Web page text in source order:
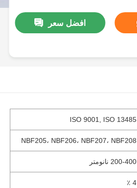
افضل سعر
ISO 9001, ISO 13485
NBF205، NBF206، NBF207، NBF208
200-400 نانومتر
4 ٪